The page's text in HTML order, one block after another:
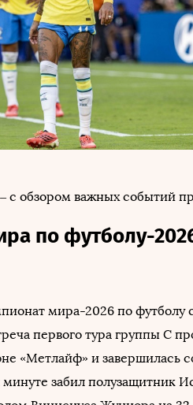
с обзором важных событий
по футболу-
мира-2026 по футболу
первого тура группы C
«Метлайф» и завершилась
забил полузащитник